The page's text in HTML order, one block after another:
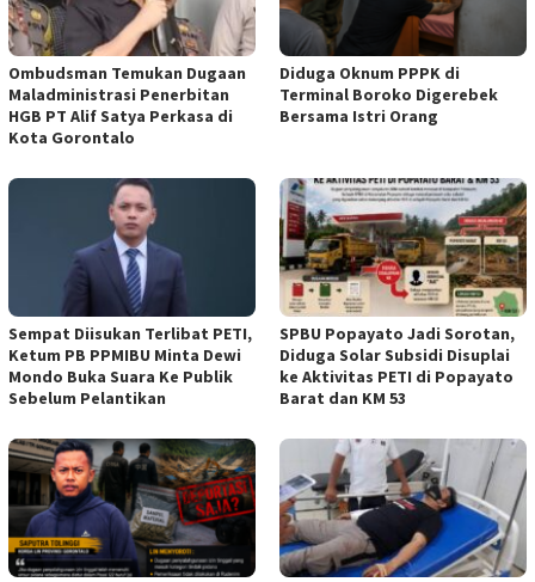
Ombudsman Temukan Dugaan
Maladministrasi Penerbitan
HGB PT Alif Satya Perkasa di
Kota Gorontalo
Diduga Oknum PPPK di
Terminal Boroko Digerebek
Bersama Istri Orang
Sempat Diisukan Terlibat PETI,
Ketum PB PPMIBU Minta Dewi
Mondo Buka Suara Ke Publik
Sebelum Pelantikan
SPBU Popayato Jadi Sorotan,
Diduga Solar Subsidi Disuplai
ke Aktivitas PETI di Popayato
Barat dan KM 53